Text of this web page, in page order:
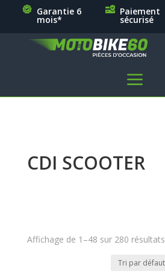
Garantie 6
mois*
Paiement
sécurisé
a
CDI SCOOTER
Affichage de 1–48 sur 280 résultats